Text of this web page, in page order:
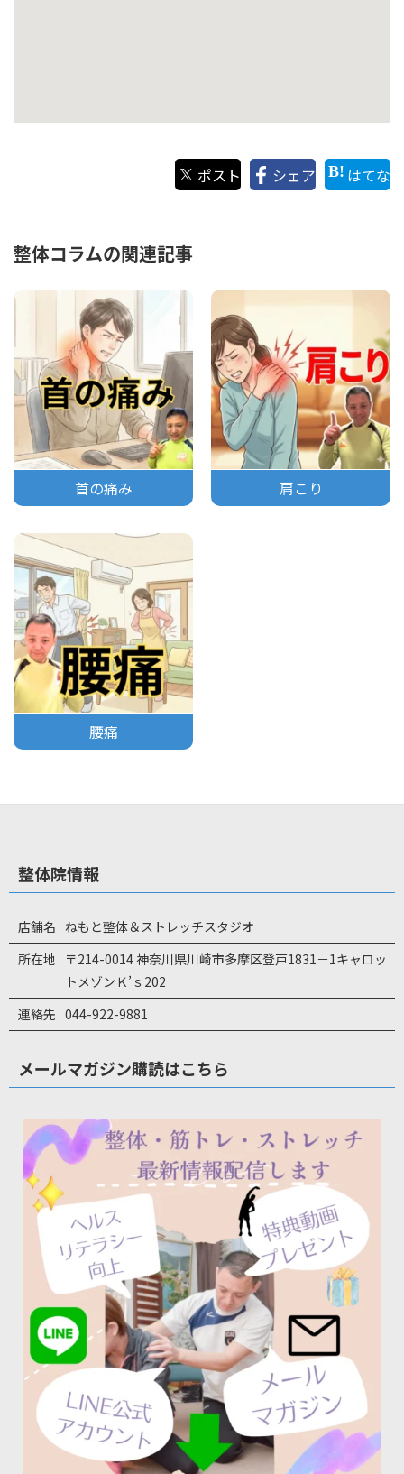
ポスト シェア はてな
整体コラムの関連記事
首の痛み 肩こり
腰痛
整体院情報
店舗名 ねもと整体＆ストレッチスタジオ
所在地
〒214-0014 神奈川県川崎市多摩区登戸1831－1キャロッ
トメゾンＫ’ｓ202
連絡先 044-922-9881
メールマガジン購読はこちら